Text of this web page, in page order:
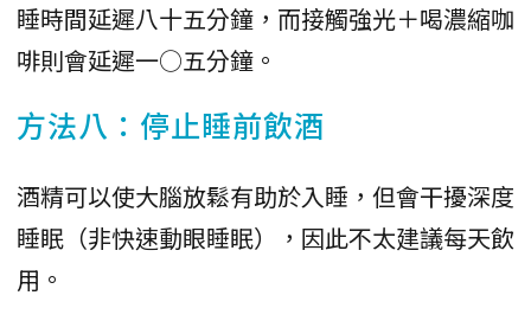
睡時間延遲八十五分鐘，而接觸強光＋喝濃縮咖
啡則會延遲一○五分鐘。
方法八：停止睡前飲酒
酒精可以使大腦放鬆有助於入睡，但會干擾深度
睡眠（非快速動眼睡眠），因此不太建議每天飲
用。